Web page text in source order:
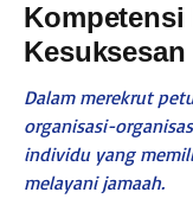
Kesuksesan
Dalam merekrut
organisasi-
individu yang
melayani jamaah.